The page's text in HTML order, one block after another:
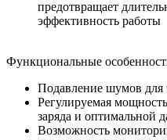
предотвращает
эффективность работы
Функциональные
Подавление шумов для
Регулируемая
заряда и оптимальной
Возможность